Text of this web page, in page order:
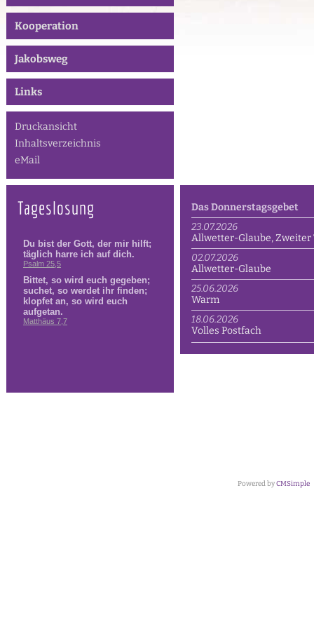
Kooperation
Jakobsweg
Links
Druckansicht
Inhaltsverzeichnis
eMail
Tageslosung
Das Donnerstagsgebet
23.07.2026
Allwetter-Glaube, Zweiter
02.07.2026
Allwetter-Glaube
25.06.2026
Warm
18.06.2026
Volles Postfach
Powered byCMSimple